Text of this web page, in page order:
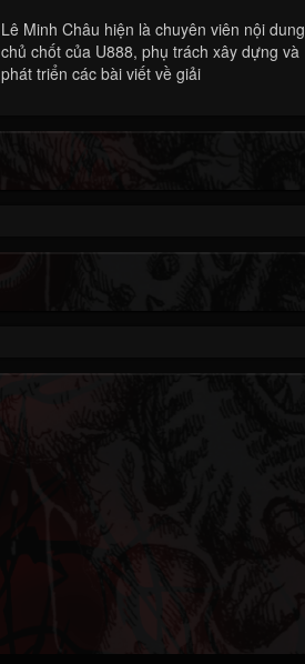
Lê Minh Châu hiện là chuyên viên nội dung
chủ chốt của U888, phụ trách xây dựng và
phát triển các bài viết về giải